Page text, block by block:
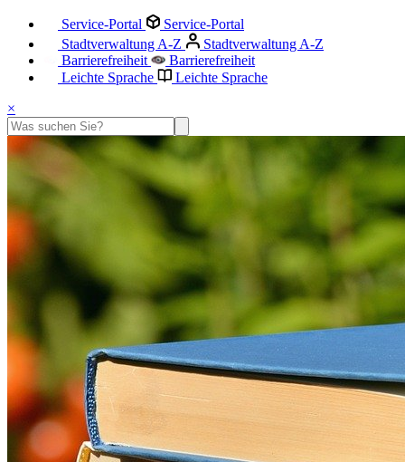
Service-Portal
Service-Portal
Stadtverwaltung A-Z
Stadtverwaltung A-Z
Barrierefreiheit
Barrierefreiheit
Leichte Sprache
Leichte Sprache
×